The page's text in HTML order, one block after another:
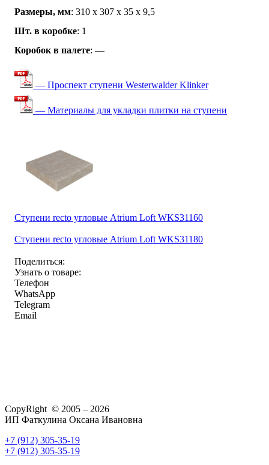
Размеры, мм: 310 x 307 x 35 x 9,5
Шт. в коробке: 1
Коробок в палете: —
— Проспект ступени Westerwalder Klinker
— Материалы для укладки плитки на ступени
Ступени recto угловые Atrium Loft WKS31160
Ступени recto угловые Atrium Loft WKS31180
Поделиться:
Узнать о товаре:
Телефон
WhatsApp
Telegram
Email
CopyRight © 2005 – 2026
ИП Фаткулина Оксана Ивановна
+7 (912) 305-35-19
+7 (912) 305-35-19